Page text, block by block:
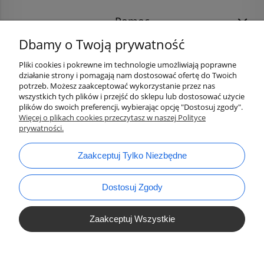
Pomoc
bok@ArtykulyDlaPlastykow.pl
tel.:733 012 789
Dbamy o Twoją prywatność
Pliki cookies i pokrewne im technologie umożliwiają poprawne
działanie strony i pomagają nam dostosować ofertę do Twoich
potrzeb. Możesz zaakceptować wykorzystanie przez nas
wszystkich tych plików i przejść do sklepu lub dostosować użycie
plików do swoich preferencji, wybierając opcję "Dostosuj zgody".
Więcej o plikach cookies przeczytasz w naszej Polityce
prywatności.
Zaakceptuj Tylko Niezbędne
Dostosuj Zgody
Zaakceptuj Wszystkie